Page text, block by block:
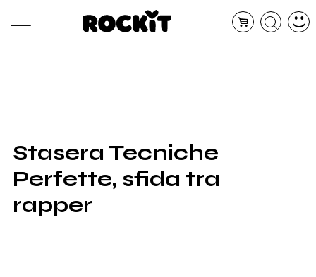
SHOP
RADIO
Stasera Tecniche
Perfette, sfida tra
rapper